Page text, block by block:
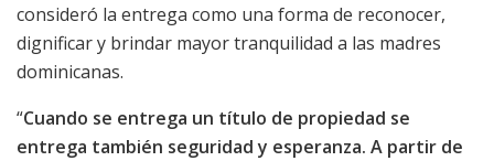
consideró la entrega como una forma de reconocer,
dignificar y brindar mayor tranquilidad a las madres
dominicanas.
“Cuando se entrega un título de propiedad se
entrega también seguridad y esperanza. A partir de